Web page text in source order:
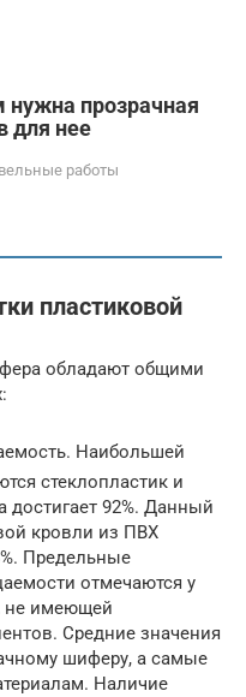
прозрачная
для нее
работы
пластиковой
обладают общими
Наибольшей
стеклопластик и
достигает 92%. Данный
кровли из ПВХ
Предельные
отмечаются у
не имеющей
Средние значения
шиферу, а самые
Наличие